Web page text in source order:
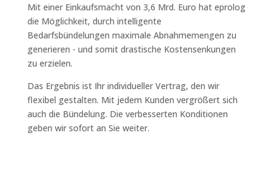
Mit einer Einkaufsmacht von 3,6 Mrd. Euro hat eprolog
die Möglichkeit, durch intelligente
Bedarfsbündelungen maximale Abnahmemengen zu
generieren - und somit drastische Kostensenkungen
zu erzielen.
Das Ergebnis ist Ihr individueller Vertrag, den wir
flexibel gestalten. Mit jedem Kunden vergrößert sich
auch die Bündelung. Die verbesserten Konditionen
geben wir sofort an Sie weiter.